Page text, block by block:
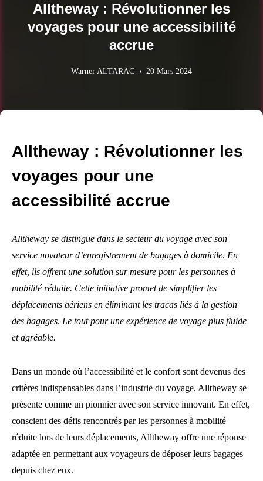
Alltheway : Révolutionner les
voyages pour une accessibilité
accrue
Warner ALTARAC 20 Mars 2024
Alltheway : Révolutionner les
voyages pour une
accessibilité accrue
Alltheway se distingue dans le secteur du voyage avec son
service novateur d’enregistrement de bagages à domicile. En
effet, ils offrent une solution sur mesure pour les personnes à
mobilité réduite. Cette initiative promet de simplifier les
déplacements aériens en éliminant les tracas liés à la gestion
des bagages. Le tout pour une expérience de voyage plus fluide
et agréable.
Dans un monde où l’accessibilité et le confort sont devenus des
critères indispensables dans l’industrie du voyage, Alltheway se
présente comme un pionnier avec son service innovant. En effet,
conscient des défis rencontrés par les personnes à mobilité
réduite lors de leurs déplacements, Alltheway offre une réponse
adaptée en permettant aux voyageurs de déposer leurs bagages
depuis chez eux.